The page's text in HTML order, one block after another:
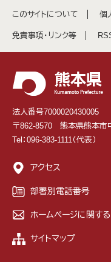
このサイトについて 個
免責事項・リンク等
法人番号7000020430005
〒862-8570 熊本県熊本市
Tel：096-383-1111（代表）
アクセス
部署別電話番号
ホームページに関す
サイトマップ